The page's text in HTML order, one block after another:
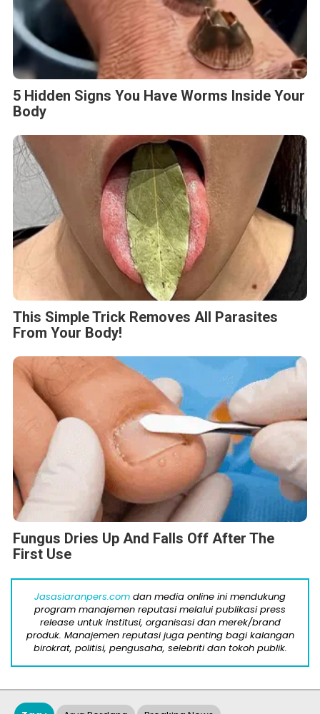
5 Hidden Signs You Have Worms Inside Your
Body
This Simple Trick Removes All Parasites
From Your Body!
Fungus Dries Up And Falls Off After The
First Use
Jasasiaranpers.com dan media online ini mendukung
program manajemen reputasi melalui publikasi press
release untuk institusi, organisasi dan merek/brand
produk. Manajemen reputasi juga penting bagi kalangan
birokrat, politisi, pengusaha, selebriti dan tokoh publik.